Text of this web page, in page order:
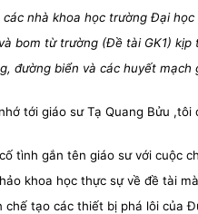
nhà khoa học trường Đại
bom từ trường (Đề tài GK1)
đường biển và các huyết mạch
tới giáo sư Tạ Quang Bửu ,tôi
tình gắn tên giáo sư với cuộc
khoa học thực sự về đề tài
chế tạo các thiết bị phá lôi của